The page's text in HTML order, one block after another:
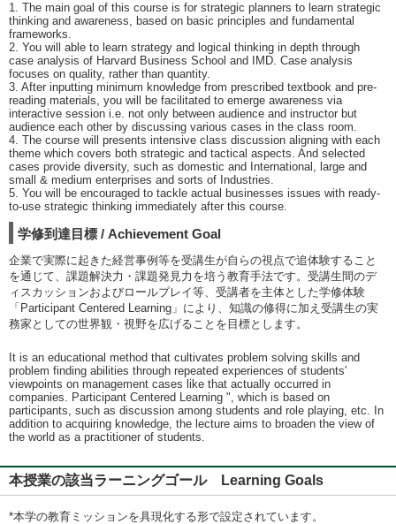
1. The main goal of this course is for strategic planners to learn strategic
thinking and awareness, based on basic principles and fundamental
frameworks.
2. You will able to learn strategy and logical thinking in depth through
case analysis of Harvard Business School and IMD. Case analysis
focuses on quality, rather than quantity.
3. After inputting minimum knowledge from prescribed textbook and pre-
reading materials, you will be facilitated to emerge awareness via
interactive session i.e. not only between audience and instructor but
audience each other by discussing various cases in the class room.
4. The course will presents intensive class discussion aligning with each
theme which covers both strategic and tactical aspects. And selected
cases provide diversity, such as domestic and International, large and
small & medium enterprises and sorts of Industries.
5. You will be encouraged to tackle actual businesses issues with ready-
to-use strategic thinking immediately after this course.
学修到達目標 / Achievement Goal
企業で実際に起きた経営事例等を受講生が自らの視点で追体験すること
を通じて、課題解決力・課題発見力を培う教育手法です。受講生間のデ
ィスカッションおよびロールプレイ等、受講者を主体とした学修体験
「Participant Centered Learning」により、知識の修得に加え受講生の実
務家としての世界観・視野を広げることを目標とします。
It is an educational method that cultivates problem solving skills and
problem finding abilities through repeated experiences of students'
viewpoints on management cases like that actually occurred in
companies. Participant Centered Learning ", which is based on
participants, such as discussion among students and role playing, etc. In
addition to acquiring knowledge, the lecture aims to broaden the view of
the world as a practitioner of students.
本授業の該当ラーニングゴール Learning Goals
*本学の教育ミッションを具現化する形で設定されています。